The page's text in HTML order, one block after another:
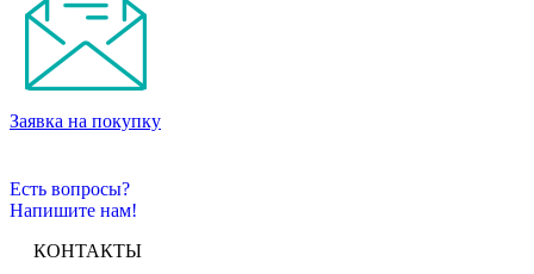
Заявка на покупку
Есть вопросы?
Напишите нам!
КОНТАКТЫ